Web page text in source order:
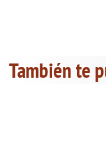
También te